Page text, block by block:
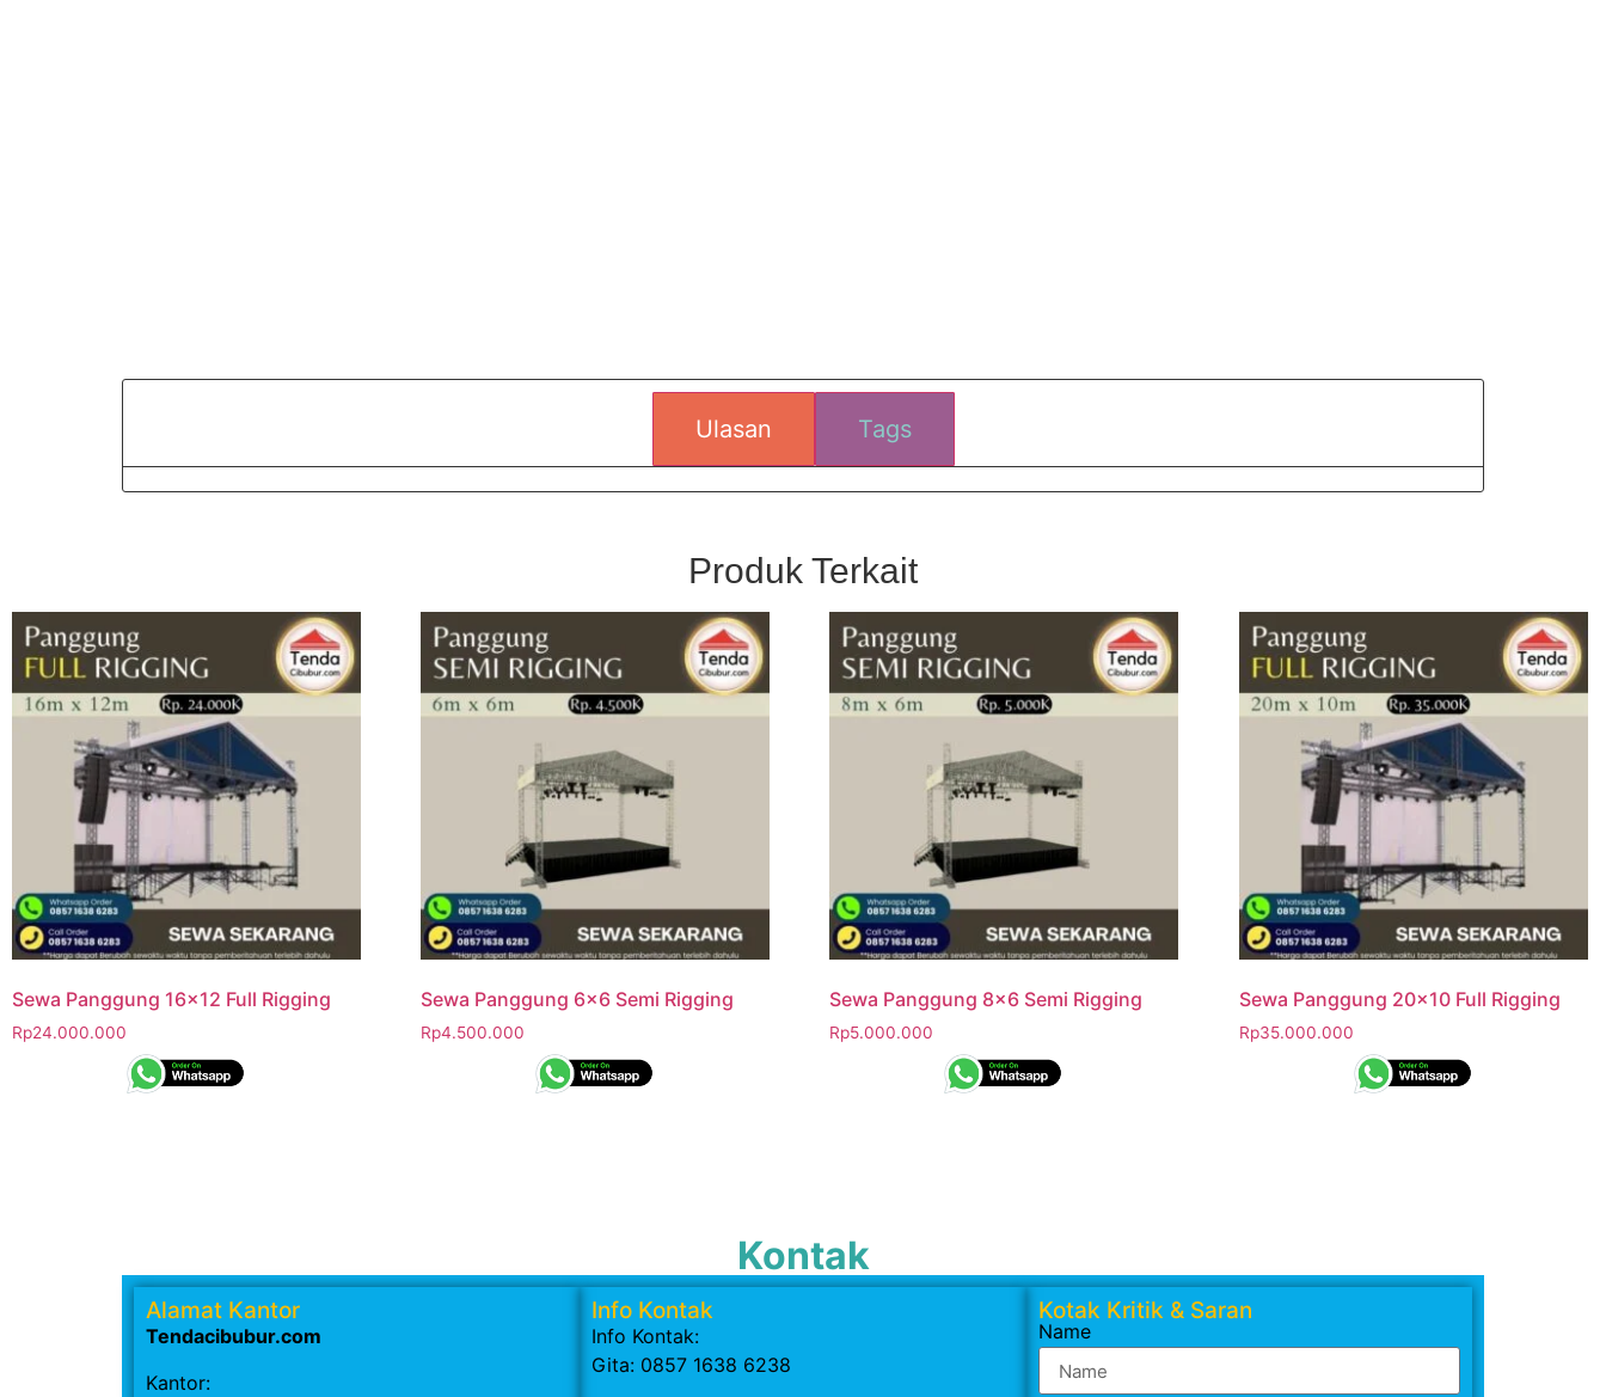
Ulasan Tags
Produk Terkait
Sewa Panggung 16×12 Full Rigging
Rp24.000.000
Sewa Panggung 6×6 Semi Rigging
Rp4.500.000
Sewa Panggung 8×6 Semi Rigging
Rp5.000.000
Sewa Panggung 20×10 Full Rigging
Rp35.000.000
Kontak
Alamat Kantor
Tendacibubur.com
Kantor:
Info Kontak
Info Kontak:
Gita: 0857 1638 6238
Kotak Kritik & Saran
Name